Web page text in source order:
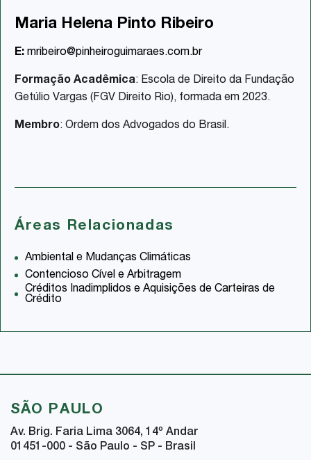
Maria Helena Pinto Ribeiro
E: mribeiro@pinheiroguimaraes.com.br
Formação Acadêmica: Escola de Direito da Fundação
Getúlio Vargas (FGV Direito Rio), formada em 2023.
Membro: Ordem dos Advogados do Brasil.
Áreas Relacionadas
Ambiental e Mudanças Climáticas
Contencioso Cível e Arbitragem
Créditos Inadimplidos e Aquisições de Carteiras de
Crédito
SÃO PAULO
Av. Brig. Faria Lima 3064, 14º Andar
01451-000 - São Paulo - SP - Brasil